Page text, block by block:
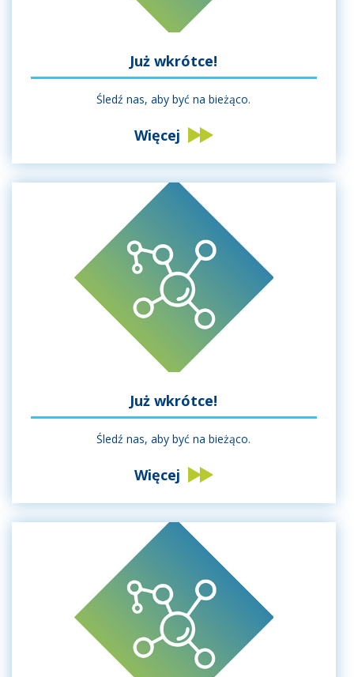
Już wkrótce!
Śledź nas, aby być na bieżąco.
Więcej
Już wkrótce!
Śledź nas, aby być na bieżąco.
Więcej